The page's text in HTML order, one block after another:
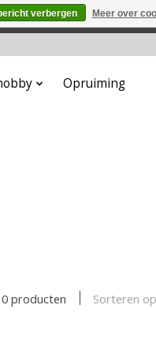
Opruiming
0 producten Sorteren op
verbergen Meer over
gehonoreerd of